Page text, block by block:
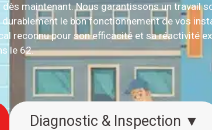
maintenant. Nous garantissons un travail
le bon fonctionnement de vos
reconnu pour son efficacité et sa réactivité
le 62.
Diagnostic & Inspection ▼